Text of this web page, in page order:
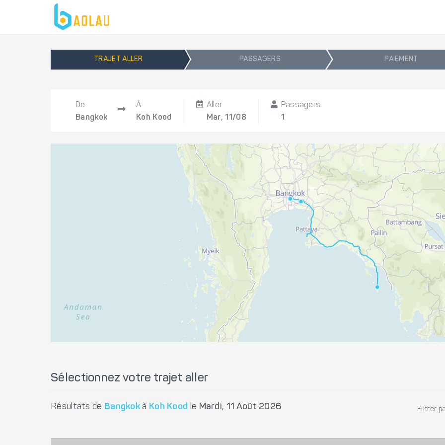
TRAJET ALLER PASSAGERS PAIEMENT
De
Bangkok
À
Koh Kood
Aller
Mar, 11/08
Passagers
1
Sélectionnez votre trajet aller
Résultats de Bangkok à Koh Kood le Mardi, 11 Août 2026 Filtrer